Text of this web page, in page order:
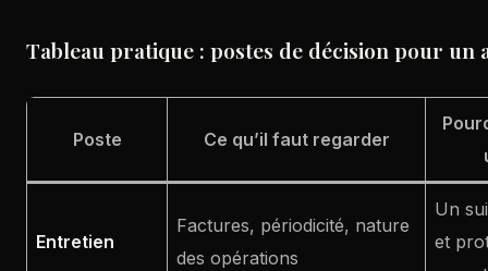
Tableau pratique : postes de décision pour un
Poste Ce qu’il faut regarder
Entretien
Factures, périodicité, nature
des opérations
Un
et